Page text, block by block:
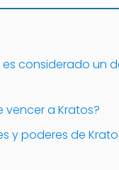
es considerado un
vencer a Kratos?
y poderes de